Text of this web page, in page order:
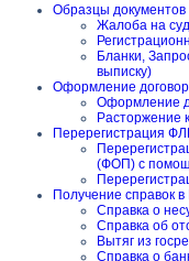
Образцы документов
Жалоба на
Бланки,
выписку)
Оформление
Оформление
Расторжение
Перерегистрация
(ФОП) с
Получение справок в
Справка о
Справка об
Вытяг из
Справка о